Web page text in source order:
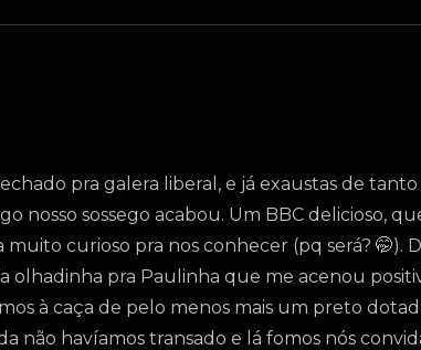
pra galera liberal, e já exaustas de
nosso sossego acabou. Um BBC delicioso,
curioso pra nos conhecer (pq será? 🤭).
olhadinha pra Paulinha que me acenou
à caça de pelo menos mais um preto
não havíamos transado e lá fomos nós